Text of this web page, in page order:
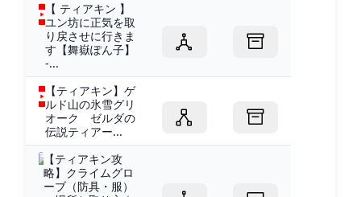
【 ティアキン 】
ユン坊に正気を取
り戻させに行きま
す【舞嶽ぽん子】
-...
【ティアキン】ゲ
ルド山の氷雪グリ
オーク ゼルダの
伝説ティアー...
【ティアキン攻
略】クライムグロ
ーブ（防具・服）